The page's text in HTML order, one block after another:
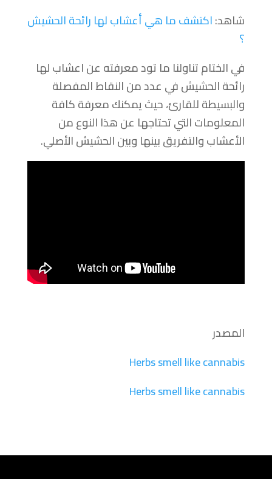
شاهد:اكتشف ما هي أعشاب لها رائحة الحشيش
؟
في الختام تناولنا ما تود معرفته عن اعشاب لها
رائحة الحشيش في عدد من النقاط المفصلة
والبسيطة للقارئ، حيث يمكنك معرفة كافة
المعلومات التي تحتاجها عن هذا النوع من
الأعشاب والتفريق بينها وبين الحشيش الأصلي.
المصدر
Herbs smell like cannabis
Herbs smell like cannabis